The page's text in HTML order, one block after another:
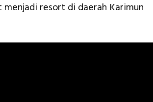
resort di daerah Karimun